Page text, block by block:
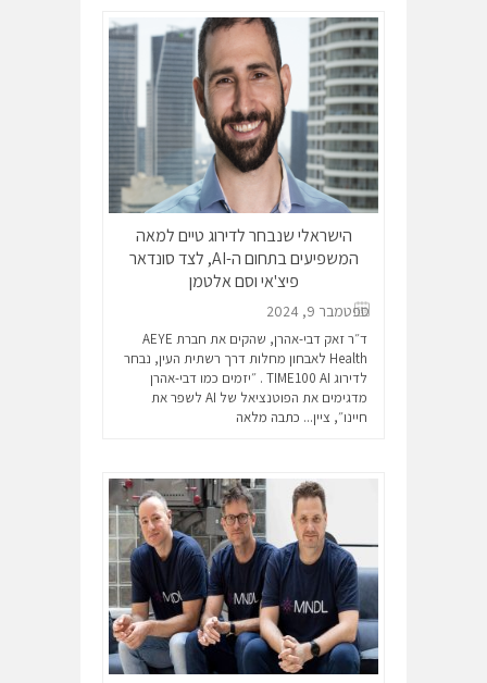
הישראלי שנבחר לדירוג טיים למאה
המשפיעים בתחום ה-AI, לצד סונדאר
פיצ'אי וסם אלטמן
ספטמבר 9, 2024
ד״ר זאק דבי-אהרן, שהקים את חברת AEYE
Health לאבחון מחלות דרך רשתית העין, נבחר
לדירוג TIME100 AI . ״יזמים כמו דבי-אהרן
מדגימים את הפוטנציאל של AI לשפר את
חיינו״, ציין... כתבה מלאה